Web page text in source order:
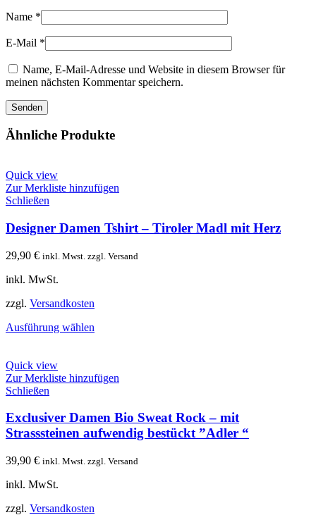
Name *
E-Mail *
Name, E-Mail-Adresse und Website in diesem Browser für
meinen nächsten Kommentar speichern.
Ähnliche Produkte
Quick view
Zur Merkliste hinzufügen
Schließen
Designer Damen Tshirt – Tiroler Madl mit Herz
29,90 € inkl. Mwst. zzgl. Versand
inkl. MwSt.
zzgl. Versandkosten
Ausführung wählen
Quick view
Zur Merkliste hinzufügen
Schließen
Exclusiver Damen Bio Sweat Rock – mit
Strasssteinen aufwendig bestückt ”Adler “
39,90 € inkl. Mwst. zzgl. Versand
inkl. MwSt.
zzgl. Versandkosten